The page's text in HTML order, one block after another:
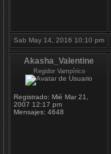
Sab May 14, 2016 10:10 pm
Akasha_Valentine
Regidor Vampírico
Registrado: Mié Mar 21,
2007 12:17 pm
Mensajes: 4648